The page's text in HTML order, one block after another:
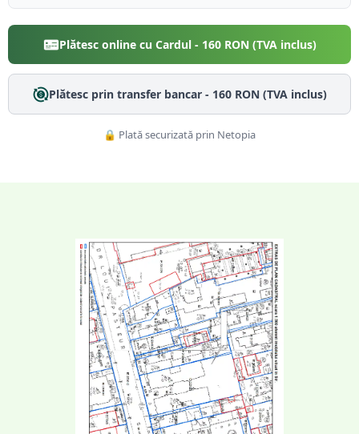
Plătesc online cu Cardul - 160RON (TVA inclus)
Plătesc prin transfer bancar - 160RON (TVA inclus)
🔒 Plată securizată prin Netopia